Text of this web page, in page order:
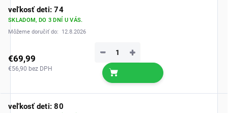
veľkosť deti: 74
SKLADOM, DO 3 DNÍ U VÁS.
Môžeme doručiť do:
12.8.2026
€69,99
€56,90 bez DPH
+
−
veľkosť deti: 80